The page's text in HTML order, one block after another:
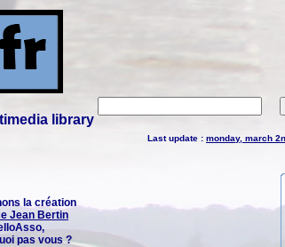
library
Last update : monday, march
la création
Jean Bertin
pas vous ?